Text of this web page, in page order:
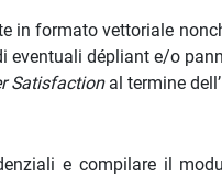
in formato vettoriale
eventuali dépliant e/o
Satisfactional termine
e compilare il